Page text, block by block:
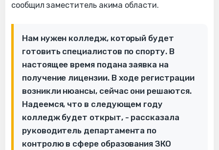
сообщил заместитель акима области.
Нам нужен колледж, который будет
готовить специалистов по спорту. В
настоящее время подана заявка на
получение лицензии. В ходе регистрации
возникли нюансы, сейчас они решаются.
Надеемся, что в следующем году
колледж будет открыт, - рассказала
руководитель департамента по
контролю в сфере образования ЗКО